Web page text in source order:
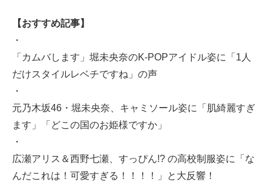
【おすすめ記事】
・
「カムバします」堀未央奈のK-POPアイドル姿に「1人
だけスタイルレベチですね」の声
・
元乃木坂46・堀未央奈、キャミソール姿に「肌綺麗すぎ
ます」「どこの国のお姫様ですか」
・
広瀬アリス＆西野七瀬、すっぴん!? の高校制服姿に「な
んだこれは！可愛すぎる！！！！」と大反響！